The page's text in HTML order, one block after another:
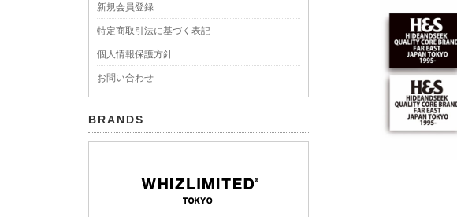
新規会員登録
特定商取引法に基づく表記
個人情報保護方針
お問い合わせ
BRANDS